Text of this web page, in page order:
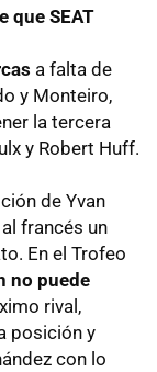
que SEAT
a falta de
y Monteiro,
la tercera
y Robert Huff.
de Yvan
francés un
En el Trofeo
no puede
rival,
posición y
con lo